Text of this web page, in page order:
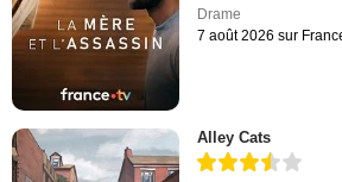
Drame
7 août 2026 sur
Alley Cats